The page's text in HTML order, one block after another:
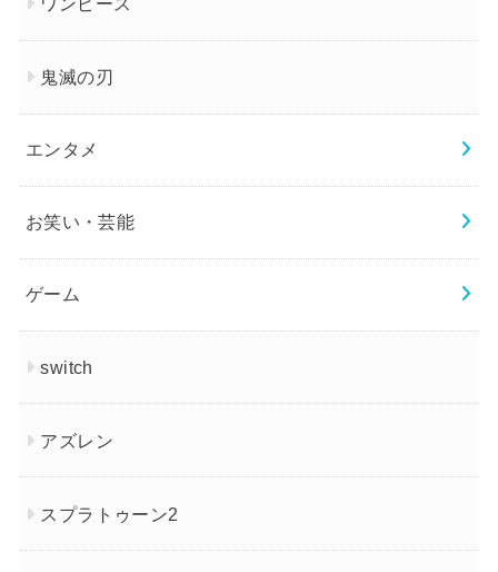
鬼滅の刃
エンタメ
お笑い・芸能
ゲーム
switch
アズレン
スプラトゥーン2